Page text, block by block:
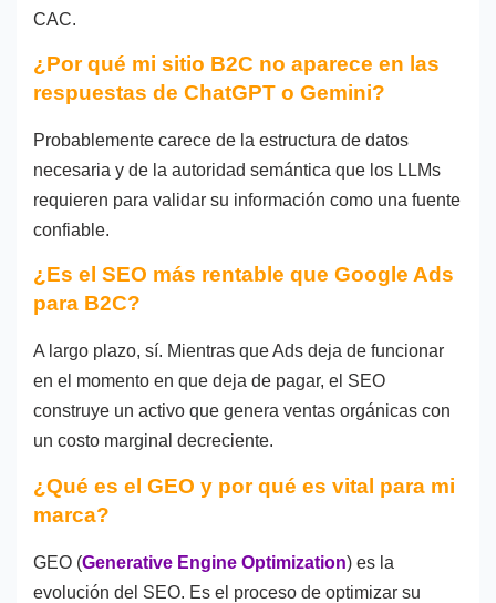
CAC.
¿Por qué mi sitio B2C no aparece en las
respuestas de ChatGPT o Gemini?
Probablemente carece de la estructura de datos
necesaria y de la autoridad semántica que los LLMs
requieren para validar su información como una fuente
confiable.
¿Es el SEO más rentable que Google Ads
para B2C?
A largo plazo, sí. Mientras que Ads deja de funcionar
en el momento en que deja de pagar, el SEO
construye un activo que genera ventas orgánicas con
un costo marginal decreciente.
¿Qué es el GEO y por qué es vital para mi
marca?
GEO (Generative Engine Optimization) es la
evolución del SEO. Es el proceso de optimizar su